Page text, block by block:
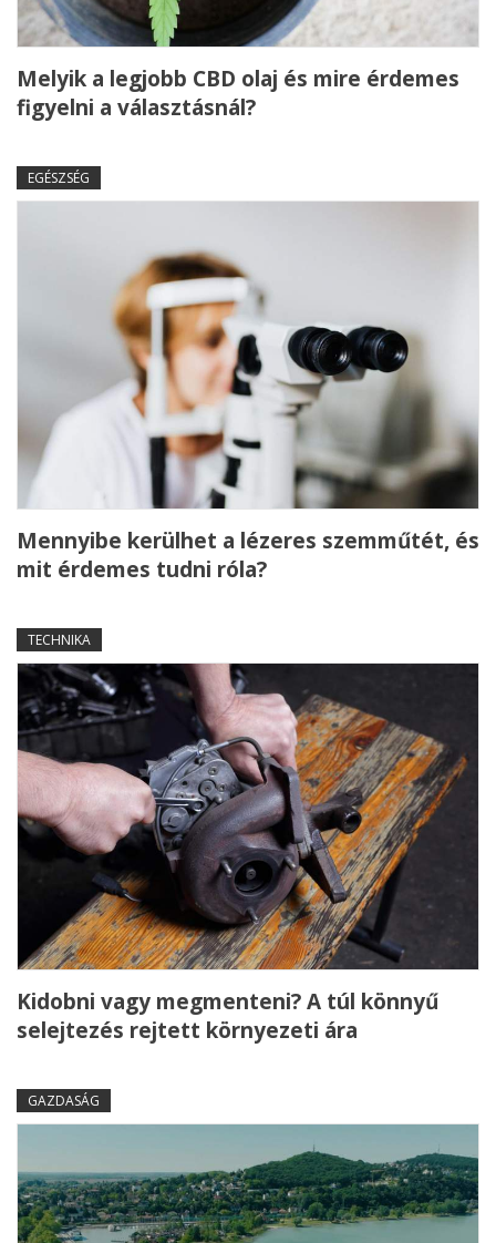
Melyik a legjobb CBD olaj és mire érdemes
figyelni a választásnál?
EGÉSZSÉG
Mennyibe kerülhet a lézeres szemműtét, és
mit érdemes tudni róla?
TECHNIKA
Kidobni vagy megmenteni? A túl könnyű
selejtezés rejtett környezeti ára
GAZDASÁG